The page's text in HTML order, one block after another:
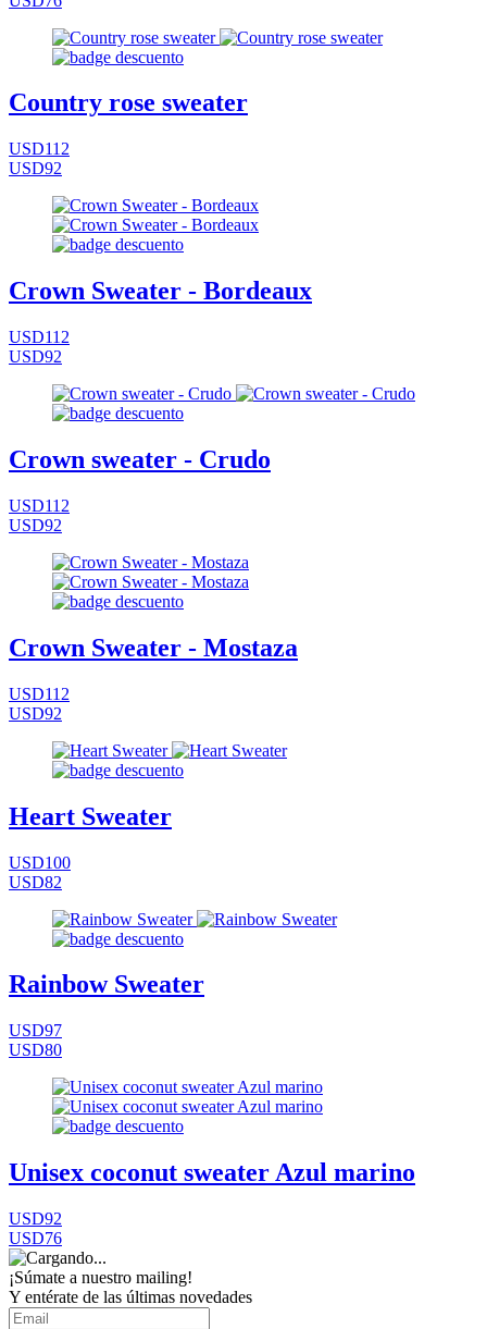
Country rose sweater
USD112
USD92
Crown Sweater - Bordeaux
USD112
USD92
Crown sweater - Crudo
USD112
USD92
Crown Sweater - Mostaza
USD112
USD92
Heart Sweater
USD100
USD82
Rainbow Sweater
USD97
USD80
Unisex coconut sweater Azul marino
USD92
USD76
¡Súmate a nuestro mailing!
Y entérate de las últimas novedades